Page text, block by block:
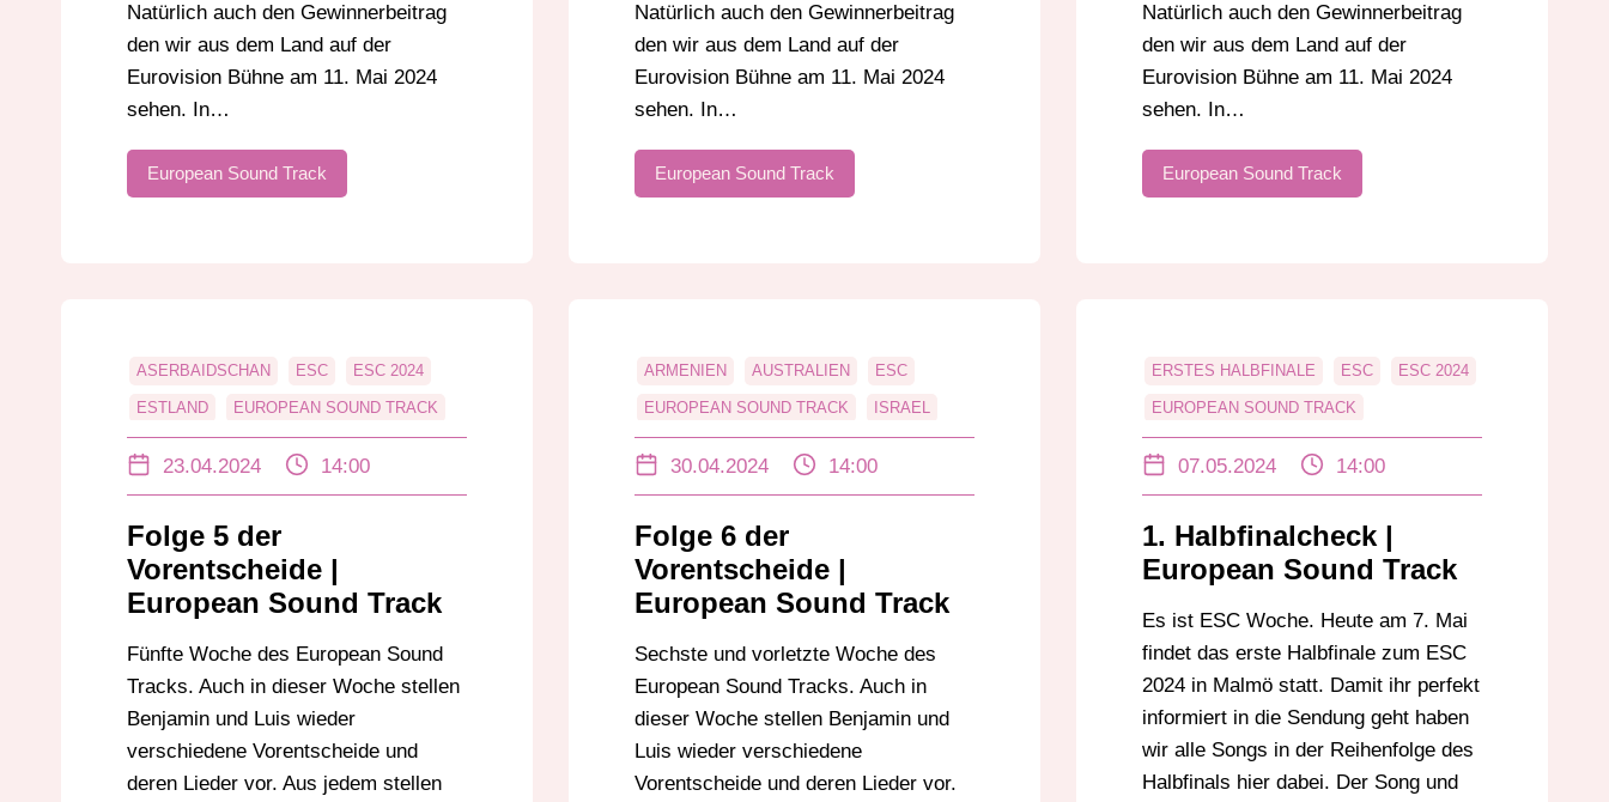
Natürlich auch den Gewinnerbeitrag
den wir aus dem Land auf der
Eurovision Bühne am 11. Mai 2024
sehen. In…
European Sound Track
Natürlich auch den Gewinnerbeitrag
den wir aus dem Land auf der
Eurovision Bühne am 11. Mai 2024
sehen. In…
European Sound Track
Natürlich auch den Gewinnerbeitrag
den wir aus dem Land auf der
Eurovision Bühne am 11. Mai 2024
sehen. In…
European Sound Track
ASERBAIDSCHAN ESC ESC 2024
ESTLAND EUROPEAN SOUND TRACK
MUSIK
23.04.2024 14:00
Folge 5 der
Vorentscheide |
European Sound Track
Fünfte Woche des European Sound
Tracks. Auch in dieser Woche stellen
Benjamin und Luis wieder
verschiedene Vorentscheide und
deren Lieder vor. Aus jedem stellen
ARMENIEN AUSTRALIEN ESC
EUROPEAN SOUND TRACK ISRAEL
VORENTSCHEIDE
30.04.2024 14:00
Folge 6 der
Vorentscheide |
European Sound Track
Sechste und vorletzte Woche des
European Sound Tracks. Auch in
dieser Woche stellen Benjamin und
Luis wieder verschiedene
Vorentscheide und deren Lieder vor.
ERSTES HALBFINALE ESC ESC 2024
EUROPEAN SOUND TRACK
07.05.2024 14:00
1. Halbfinalcheck |
European Sound Track
Es ist ESC Woche. Heute am 7. Mai
findet das erste Halbfinale zum ESC
2024 in Malmö statt. Damit ihr perfekt
informiert in die Sendung geht haben
wir alle Songs in der Reihenfolge des
Halbfinals hier dabei. Der Song und